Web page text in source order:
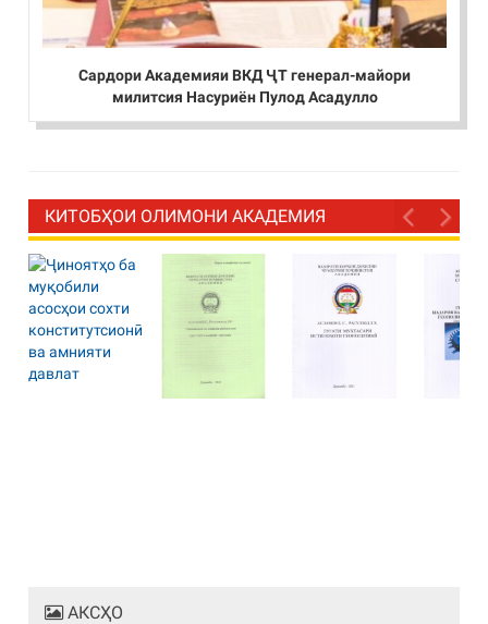
Сардори Академияи ВКД ҶТ генерал-майори
милитсия Насуриён Пулод Асадулло
КИТОБҲОИ ОЛИМОНИ АКАДЕМИЯ
АКСҲО